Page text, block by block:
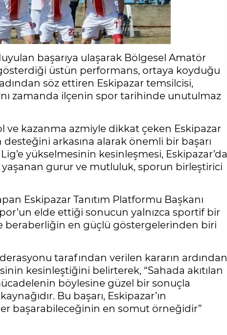
başarıya ulaşarak Bölgesel Amatör
üstün performans, ortaya koyduğu
söz ettiren Eskipazar temsilcisi,
zamanda ilçenin spor tarihinde unutulmaz
ve kazanma azmiyle dikkat çeken Eskipazar
desteğini arkasına alarak önemli bir başarı
yükselmesinin kesinleşmesi, Eskipazar’da
yaşanan gurur ve mutluluk, sporun birleştirici
Eskipazar Tanıtım Platformu Başkanı
elde ettiği sonucun yalnızca sportif bir
beraberliğin en güçlü göstergelerinden biri
tarafından verilen kararın ardından
kesinleştiğini belirterek, “Sahada akıtılan
böylesine güzel bir sonuçla
Bu başarı, Eskipazar’ın
başarabileceğinin en somut örneğidir”